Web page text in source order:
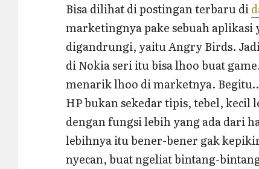
Bisa dilihat di postingan terbaru di
marketingnya pake sebuah aplikasi
digandrungi, yaitu Angry Birds.
di Nokia seri itu bisa lhoo buat
menarik lhoo di marketnya.
HP bukan sekedar tipis, tebel,
dengan fungsi lebih yang ada dari
lebihnya itu bener-bener gak
nyecan, buat ngeliat bintang-